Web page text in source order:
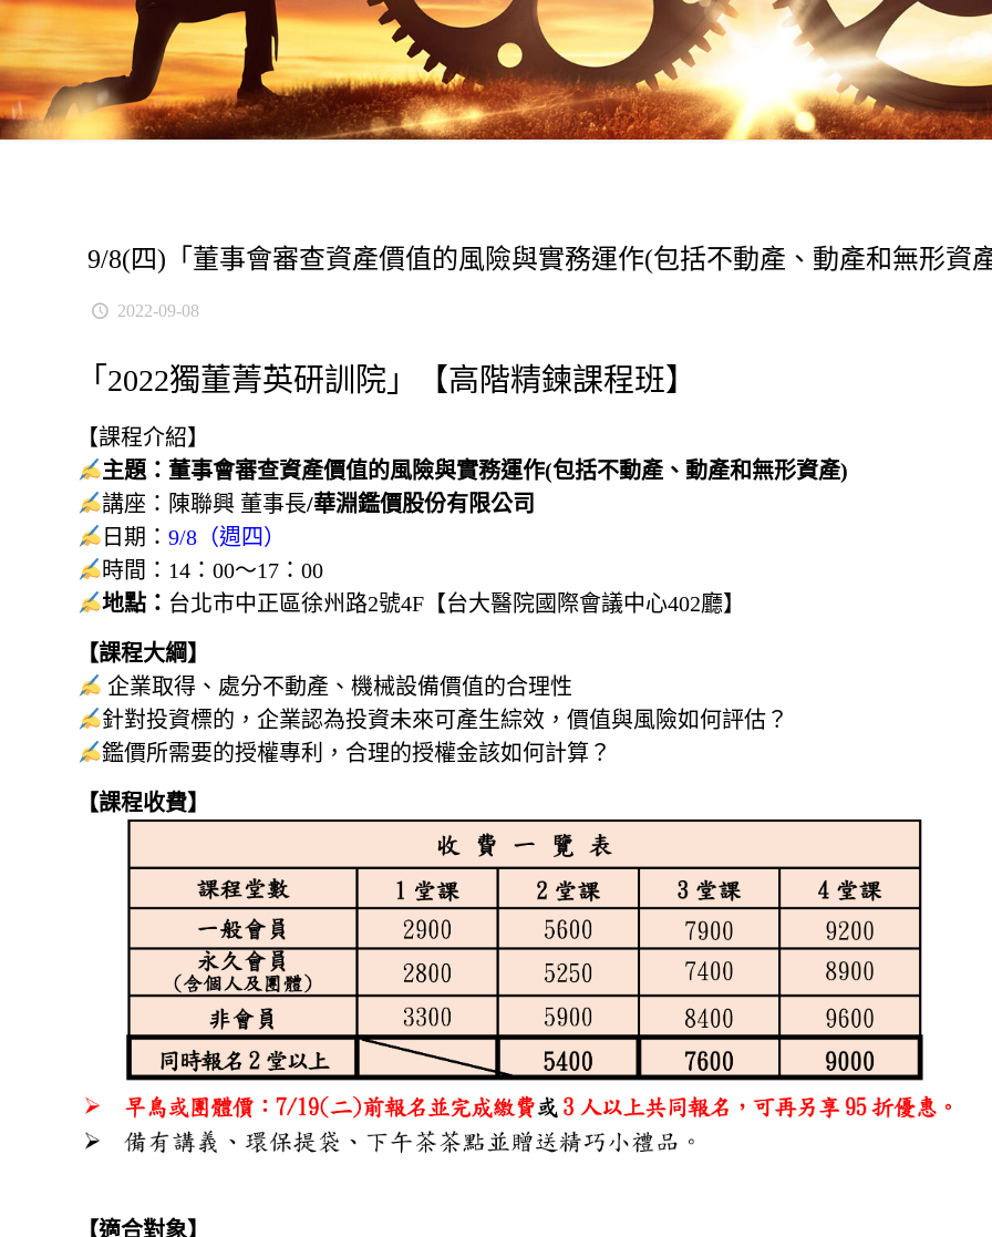
9/8(四)「董事會審查資產價值的風險與實務運作(包括不動產、動產和無形資
2022-09-08
「2022獨董菁英研訓院」【高階精鍊課程班】
【課程介紹】
主題： 董事會審查資產價值的風險與實務運作(包括不動產、動產和無形資產)
講座： 陳聯興 董事長/華淵鑑價股份有限公司
日期：9/8（週四）
時間：14：00～17：00
地點： 台北市中正區徐州路2號4F【台大醫院國際會議中心402廳】
【課程大綱】
企業取得、處分不動產、機械設備價值的合理性
針對投資標的，企業認為投資未來可產生綜效，價值與風險如何評估？
鑑價所需要的授權專利，合理的授權金該如何計算？
【課程收費】
【適合對象】